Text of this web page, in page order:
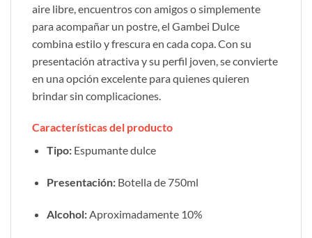
aire libre, encuentros con amigos o simplemente
para acompañar un postre, el Gambei Dulce
combina estilo y frescura en cada copa. Con su
presentación atractiva y su perfil joven, se convierte
en una opción excelente para quienes quieren
brindar sin complicaciones.
Características del producto
Tipo:Espumante dulce
Presentación:Botella de 750ml
Alcohol:Aproximadamente 10%